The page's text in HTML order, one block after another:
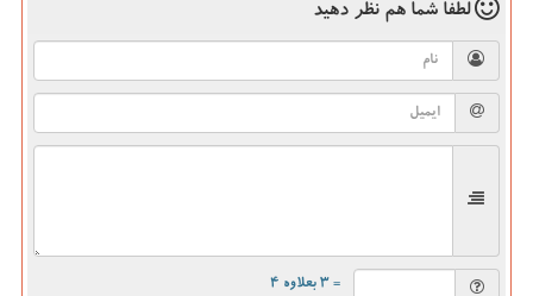
لطفا شما هم نظر دهید
= ۳ بعلاوه ۴